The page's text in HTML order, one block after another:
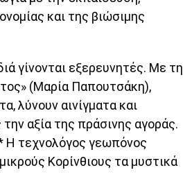
και της βιώσιμης
γίνονται εξερευνητές. Με τη
(Μαρία Παπουτσάκη),
λύνουν αινίγματα και
αξία της πράσινης αγοράς.
Η τεχνολόγος γεωπόνος
Κορίνθιους τα μυστικά